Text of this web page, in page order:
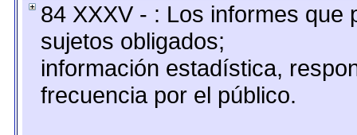
84 XXXV - : Los informes que
sujetos obligados;
información estadística,
frecuencia por el público.